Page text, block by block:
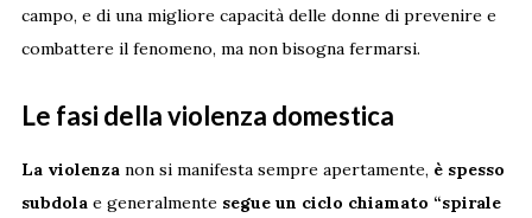
campo, e di una migliore capacità delle donne di prevenire e
combattere il fenomeno, ma non bisogna fermarsi.
Le fasi della violenza domestica
La violenzanon si manifesta sempre apertamente, è spesso
subdolae generalmente segue un ciclo chiamato “spirale